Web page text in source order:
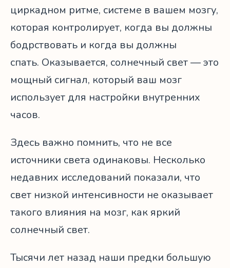
циркадном ритме, системе в вашем мозгу,
которая контролирует, когда вы должны
бодрствовать и когда вы должны
спать. Оказывается, солнечный свет — это
мощный сигнал, который ваш мозг
использует для настройки внутренних
часов.
Здесь важно помнить, что не все
источники света одинаковы. Несколько
недавних исследований показали, что
свет низкой интенсивности не оказывает
такого влияния на мозг, как яркий
солнечный свет.
Тысячи лет назад наши предки большую